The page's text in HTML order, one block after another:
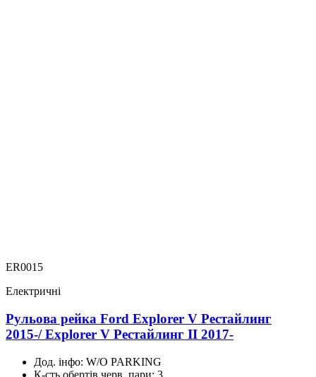
ER0015
Електричні
Рульова рейка Ford Explorer V Рестайлинг
2015-/ Explorer V Рестайлинг II 2017-
Дод. інфо: W/O PARKING
К-сть обертів черв. пари: 3